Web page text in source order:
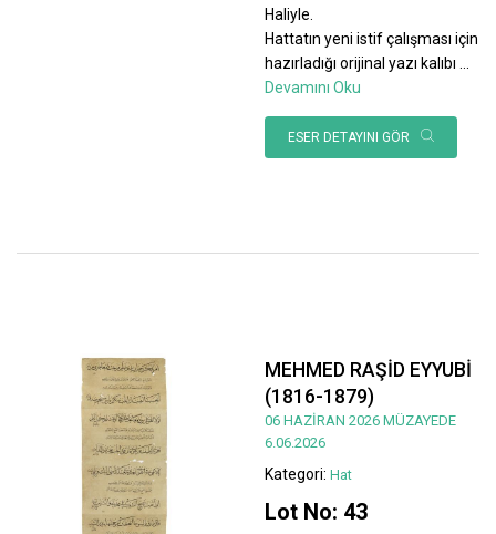
Haliyle.
Hattatın yeni istif çalışması için
hazırladığı orijinal yazı kalıbı
Devamını Oku
ESER DETAYINI GÖR
MEHMED RAŞİD EYYUBİ
(1816-1879)
06 HAZİRAN 2026 MÜZAYEDE
6.06.2026
Kategori: Hat
Lot No: 43